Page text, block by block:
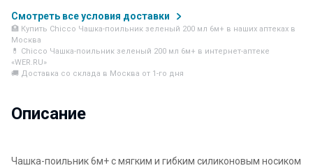
Смотреть все условия доставки
🏥 Купить Chicco Чашка-поильник зеленый 200 мл 6м+ в наших аптеках в
Москва
💊 Chicco Чашка-поильник зеленый 200 мл 6м+ в интернет-аптеке
«WER.RU»
🚚 Доставка со склада в Москва от 1-го дня
Описание
Чашка-поильник 6м+ с мягким и гибким силиконовым носиком